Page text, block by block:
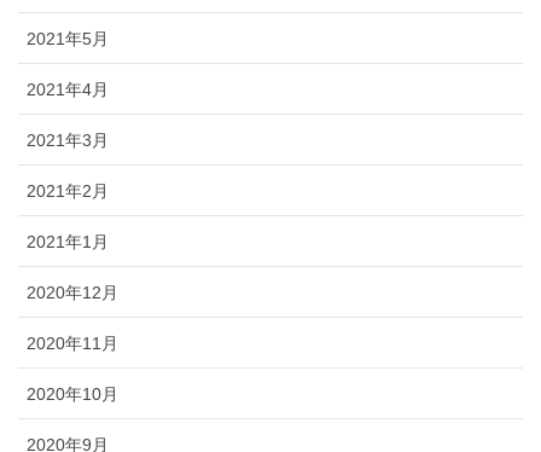
2021年5月
2021年4月
2021年3月
2021年2月
2021年1月
2020年12月
2020年11月
2020年10月
2020年9月